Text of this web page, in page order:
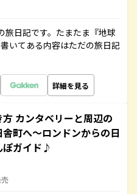
旅日記です。たまたま『地球
いてある内容はただの旅日記
詳細を見る
カンタベリーと周辺の
町へ～ロンドンからの日
ぽガイド♪